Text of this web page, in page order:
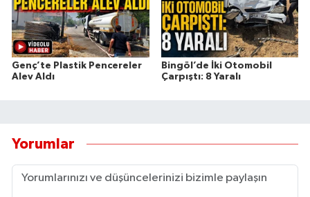
Genç’te Plastik Pencereler
Alev Aldı
Bingöl’de İki Otomobil
Çarpıştı: 8 Yaralı
Yorumlar